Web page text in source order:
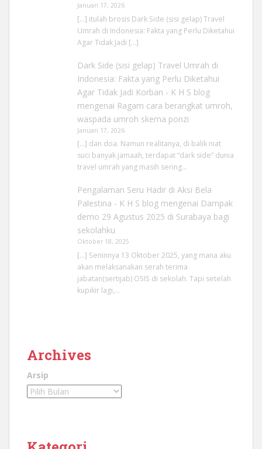
Januari 17, 2026
[…] itulah brosis Dark Side (sisi gelap) Travel
Umrah di Indonesia: Fakta yang Perlu Diketahui
Agar Tidak Jadi […]
Dark Side (sisi gelap) Travel Umrah di
Indonesia: Fakta yang Perlu Diketahui
Agar Tidak Jadi Korban - K H S blog
mengenai Ragam cara berangkat umroh,
waspada umroh skema ponzi
Januari 17, 2026
[…] dan doa. Namun realitanya, di balik niat
suci banyak jamaah, terdapat “dark side” dunia
travel umrah yang masih sering…
Pengalaman Seru Hadir di Aksi Bela
Palestina - K H S blogmengenai Dampak
demo 29 Agustus 2025 di Surabaya bagi
sekolahku
Oktober 18, 2025
[…] Seninnya 13 Oktober 2025, yang mana aku
akan melaksanakan serah terima
jabatan(sertijab) OSIS di sekolah. Tapi setelah
kupikir lagi,…
Archives
Arsip